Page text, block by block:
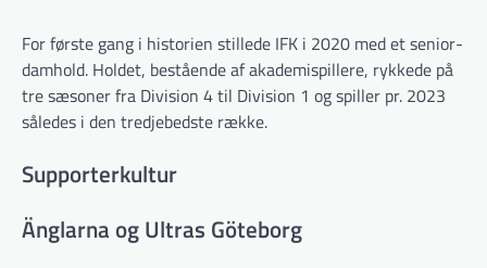
For første gang i historien stillede IFK i 2020 med et senior­
damhold. Holdet, bestående af akademispillere, rykkede på
tre sæsoner fra Division 4 til Division 1 og spiller pr. 2023
således i den tredjebedste række.
Supporterkultur
Änglarna og Ultras Göteborg